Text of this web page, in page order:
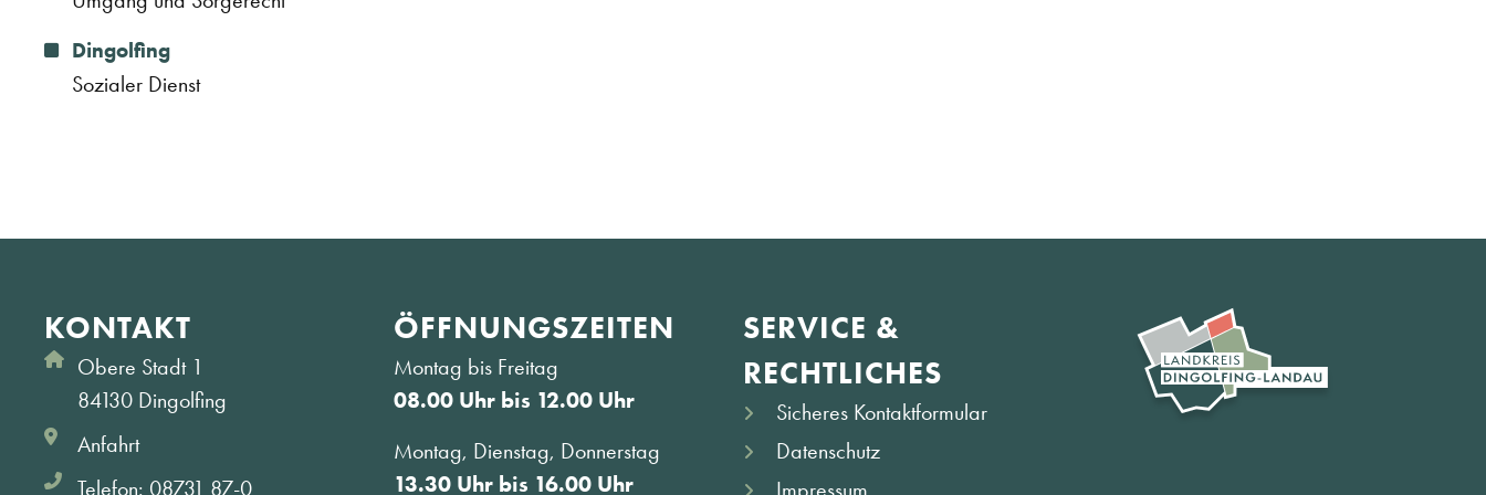
Dingolfing
Sozialer Dienst
KONTAKT
Obere Stadt 1
84130 Dingolfing
Anfahrt
Telefon: 08731 87-0
ÖFFNUNGS­ZEITEN
Montag bis Freitag
08.00 Uhr bis 12.00 Uhr
Montag, Dienstag, Donnerstag
13.30 Uhr bis 16.00 Uhr
SERVICE &
RECHTLICHES
Sicheres Kontaktformular
Datenschutz
Impressum